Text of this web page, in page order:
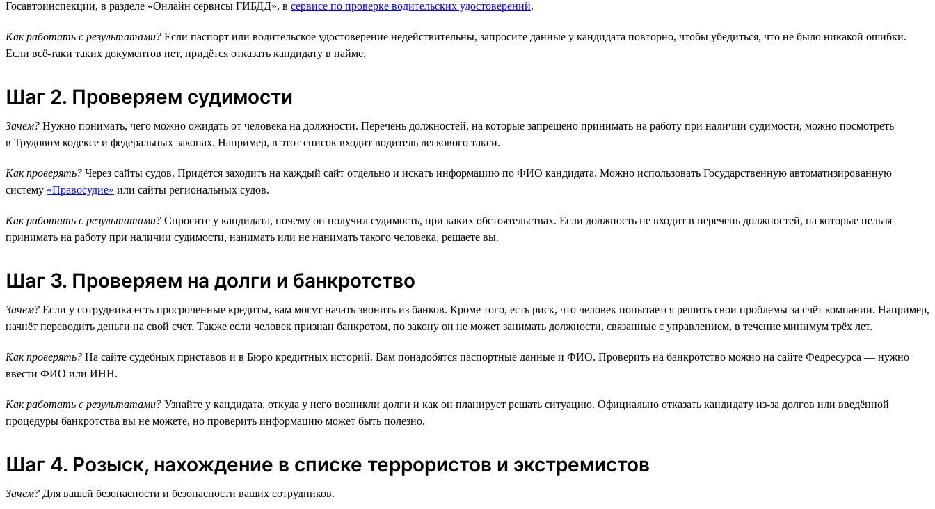
Госавтоинспекции, в разделе «Онлайн сервисы ГИБДД», в сервисе по проверке водительских удостоверений.
Как работать с результатами? Если паспорт или водительское удостоверение недействительны, запросите данные у кандидата повторно, чтобы убедиться, что не было никакой ошибки.
Если всё-таки таких документов нет, придётся отказать кандидату в найме.
Шаг 2. Проверяем судимости
Зачем? Нужно понимать, чего можно ожидать от человека на должности. Перечень должностей, на которые запрещено принимать на работу при наличии судимости, можно посмотреть
в Трудовом кодексе и федеральных законах. Например, в этот список входит водитель легкового такси.
Как проверять? Через сайты судов. Придётся заходить на каждый сайт отдельно и искать информацию по ФИО кандидата. Можно использовать Государственную автоматизированную
систему «Правосудие» или сайты региональных судов.
Как работать с результатами? Спросите у кандидата, почему он получил судимость, при каких обстоятельствах. Если должность не входит в перечень должностей, на которые нельзя
принимать на работу при наличии судимости, нанимать или не нанимать такого человека, решаете вы.
Шаг 3. Проверяем на долги и банкротство
Зачем? Если у сотрудника есть просроченные кредиты, вам могут начать звонить из банков. Кроме того, есть риск, что человек попытается решить свои проблемы за счёт компании. Например,
начнёт переводить деньги на свой счёт. Также если человек признан банкротом, по закону он не может занимать должности, связанные с управлением, в течение минимум трёх лет.
Как проверять? На сайте судебных приставов и в Бюро кредитных историй. Вам понадобятся паспортные данные и ФИО. Проверить на банкротство можно на сайте Федресурса — нужно
ввести ФИО или ИНН.
Как работать с результатами? Узнайте у кандидата, откуда у него возникли долги и как он планирует решать ситуацию. Официально отказать кандидату из-за долгов или введённой
процедуры банкротства вы не можете, но проверить информацию может быть полезно.
Шаг 4. Розыск, нахождение в списке террористов и экстремистов
Зачем? Для вашей безопасности и безопасности ваших сотрудников.